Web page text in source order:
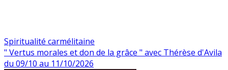
Spiritualité carmélitaine
" Vertus morales et don de la grâce " avec Thérèse d'Avila
du 09/10 au 11/10/2026